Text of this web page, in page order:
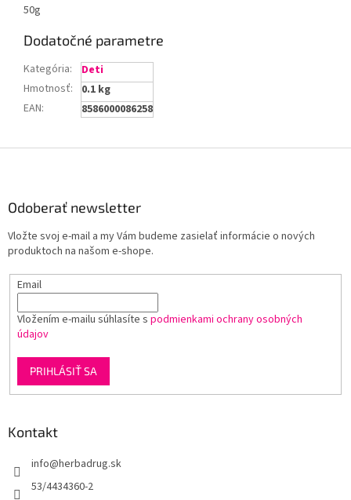
50g
Dodatočné parametre
Kategória:
Deti
Hmotnosť:
0.1 kg
EAN: 8586000086258
Odoberať newsletter
Vložte svoj e-mail a my Vám budeme zasielať informácie o nových
produktoch na našom e-shope.
Email
Vložením e-mailu súhlasíte s podmienkami ochrany osobných
údajov
PRIHLÁSIŤ SA
Kontakt
info@herbadrug.sk
53/4434360-2